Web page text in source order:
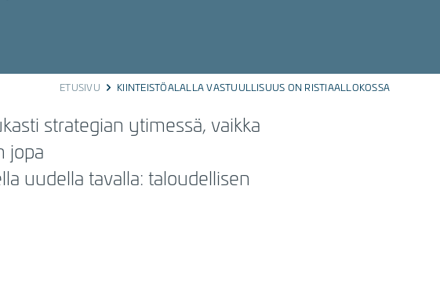
ETUSIVU KIINTEISTÖALALLA VASTUULLISUUS ON RISTIAALLOKOSSA
strategian ytimessä, vaikka
jopa
uudella tavalla: taloudellisen